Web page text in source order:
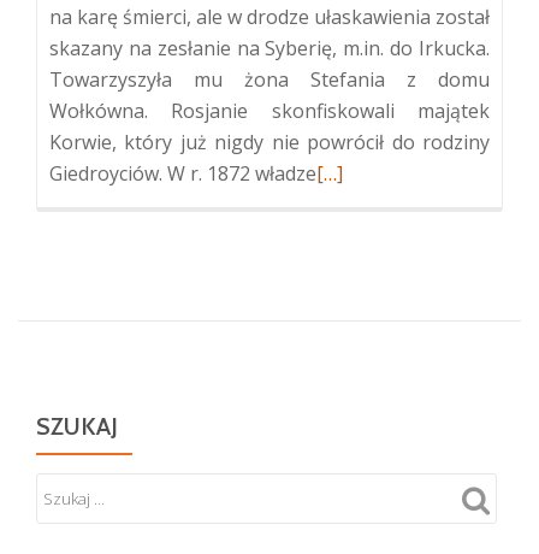
na karę śmierci, ale w drodze ułaskawienia został
skazany na zesłanie na Syberię, m.in. do Irkucka.
Towarzyszyła mu żona Stefania z domu
Wołkówna. Rosjanie skonfiskowali majątek
Korwie, który już nigdy nie powrócił do rodziny
Giedroyciów. W r. 1872 władzeWięcej
Witolda
[…]
SZUKAJ